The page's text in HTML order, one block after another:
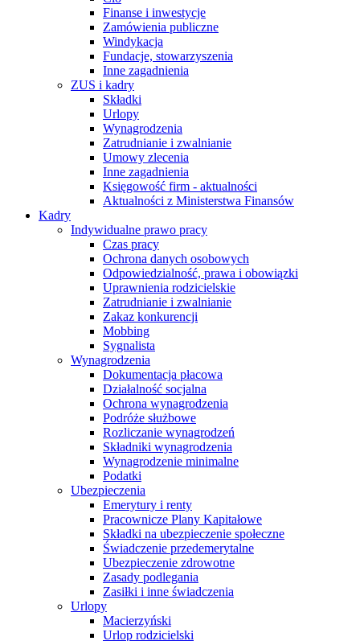
Finanse i inwestycje
Zamówienia publiczne
Windykacja
Fundacje, stowarzyszenia
Inne zagadnienia
ZUS i kadry
Składki
Urlopy
Wynagrodzenia
Zatrudnianie i zwalnianie
Umowy zlecenia
Inne zagadnienia
Księgowość firm - aktualności
Aktualności z Ministerstwa Finansów
Kadry
Indywidualne prawo pracy
Czas pracy
Ochrona danych osobowych
Odpowiedzialność, prawa i obowiązki
Uprawnienia rodzicielskie
Zatrudnianie i zwalnianie
Zakaz konkurencji
Mobbing
Sygnalista
Wynagrodzenia
Dokumentacja płacowa
Działalność socjalna
Ochrona wynagrodzenia
Podróże służbowe
Rozliczanie wynagrodzeń
Składniki wynagrodzenia
Wynagrodzenie minimalne
Podatki
Ubezpieczenia
Emerytury i renty
Pracownicze Plany Kapitałowe
Składki na ubezpieczenie społeczne
Świadczenie przedemerytalne
Ubezpieczenie zdrowotne
Zasady podlegania
Zasiłki i inne świadczenia
Urlopy
Macierzyński
Urlop rodzicielski